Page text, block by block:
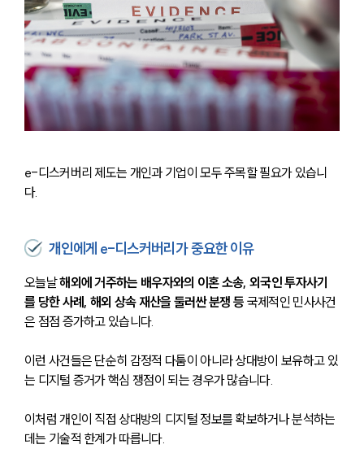
e-디스커버리 제도는 개인과 기업이 모두 주목할 필요가 있습니
다.
개인에게 e-디스커버리가 중요한 이유
오늘날 해외에 거주하는 배우자와의 이혼 소송, 외국인 투자사기
를 당한 사례, 해외 상속 재산을 둘러싼 분쟁 등 국제적인 민사사건
은 점점 증가하고 있습니다.
이런 사건들은 단순히 감정적 다툼이 아니라 상대방이 보유하고 있
는 디지털 증거가 핵심 쟁점이 되는 경우가 많습니다.
이처럼 개인이 직접 상대방의 디지털 정보를 확보하거나 분석하는
데는 기술적 한계가 따릅니다.